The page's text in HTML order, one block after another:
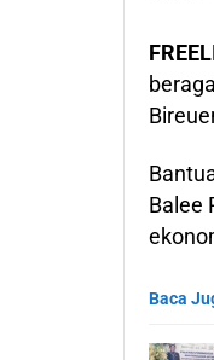
Balee
Baca